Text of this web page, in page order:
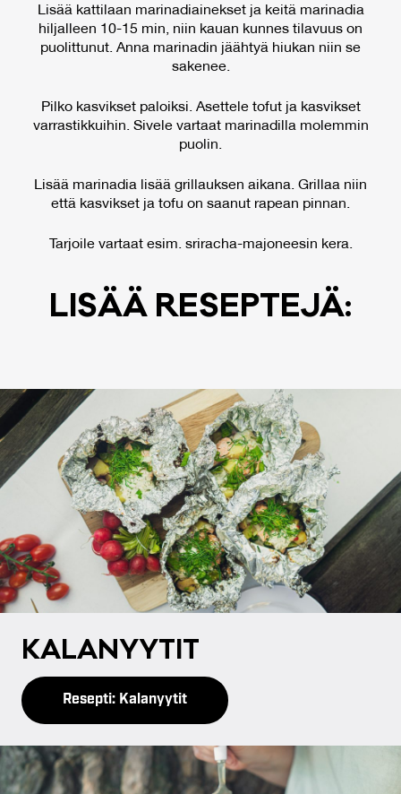
Lisää kattilaan marinadiainekset ja keitä marinadia
hiljalleen 10-15 min, niin kauan kunnes tilavuus on
puolittunut. Anna marinadin jäähtyä hiukan niin se
sakenee.
Pilko kasvikset paloiksi. Asettele tofut ja kasvikset
varrastikkuihin. Sivele vartaat marinadilla molemmin
puolin.
Lisää marinadia lisää grillauksen aikana. Grillaa niin
että kasvikset ja tofu on saanut rapean pinnan.
Tarjoile vartaat esim. sriracha-majoneesin kera.
LI­SÄÄ RE­SEP­TE­JÄ:
KA­LA­NYY­TIT
Resepti: Kalanyytit